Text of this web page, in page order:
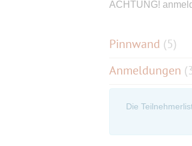
ACHTUNG!
Pinnwand (5)
Anmeldungen
Die